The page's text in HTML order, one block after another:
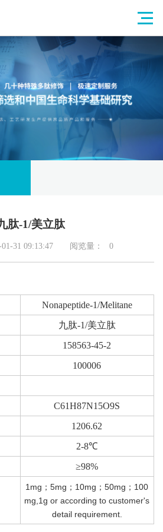
肽-1/美立肽
31 09:13:47 阅览量： 0
Nonapeptide-1/Melitane
九肽-1/美立肽
158563-45-2
100006
C61H87N15O9S
1206.62
2-8℃
≥98%
1mg；5mg；10mg；50mg；100
mg,1g or according to customer's
detail requirement.